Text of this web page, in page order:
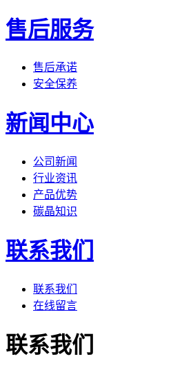
售后服务
售后承诺
安全保养
新闻中心
公司新闻
行业资讯
产品优势
碳晶知识
联系我们
联系我们
在线留言
联系我们